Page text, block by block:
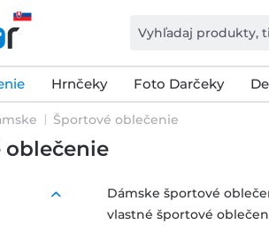
Hrnčeky Foto Darčeky
Športové oblečenie
oblečenie
Dámske športové
vlastné športové